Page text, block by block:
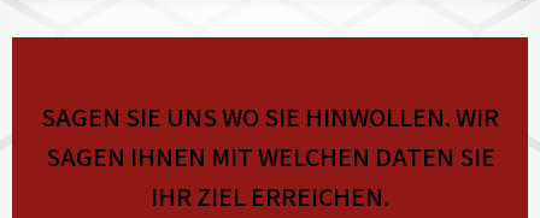
SAGEN SIE UNS WO SIE HINWOLLEN. WIR
SAGEN IHNEN MIT WELCHEN DATEN SIE
IHR ZIEL ERREICHEN.